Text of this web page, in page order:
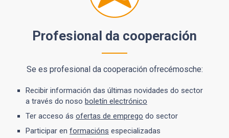
Profesional da cooperación
Se es profesional da cooperación ofrecémosche:
Recibir información das últimas novidades do sector
a través do noso boletín electrónico
Ter acceso ás ofertas de emprego do sector
Participar en formacións especializadas